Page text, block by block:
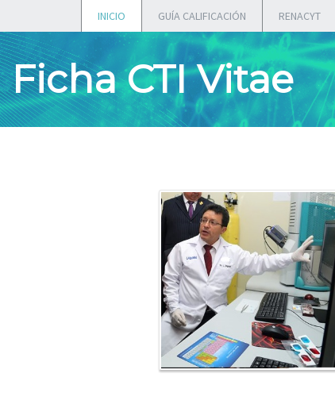
INICIO GUÍA CALIFICACIÓN RENACYT
Ficha CTI Vitae